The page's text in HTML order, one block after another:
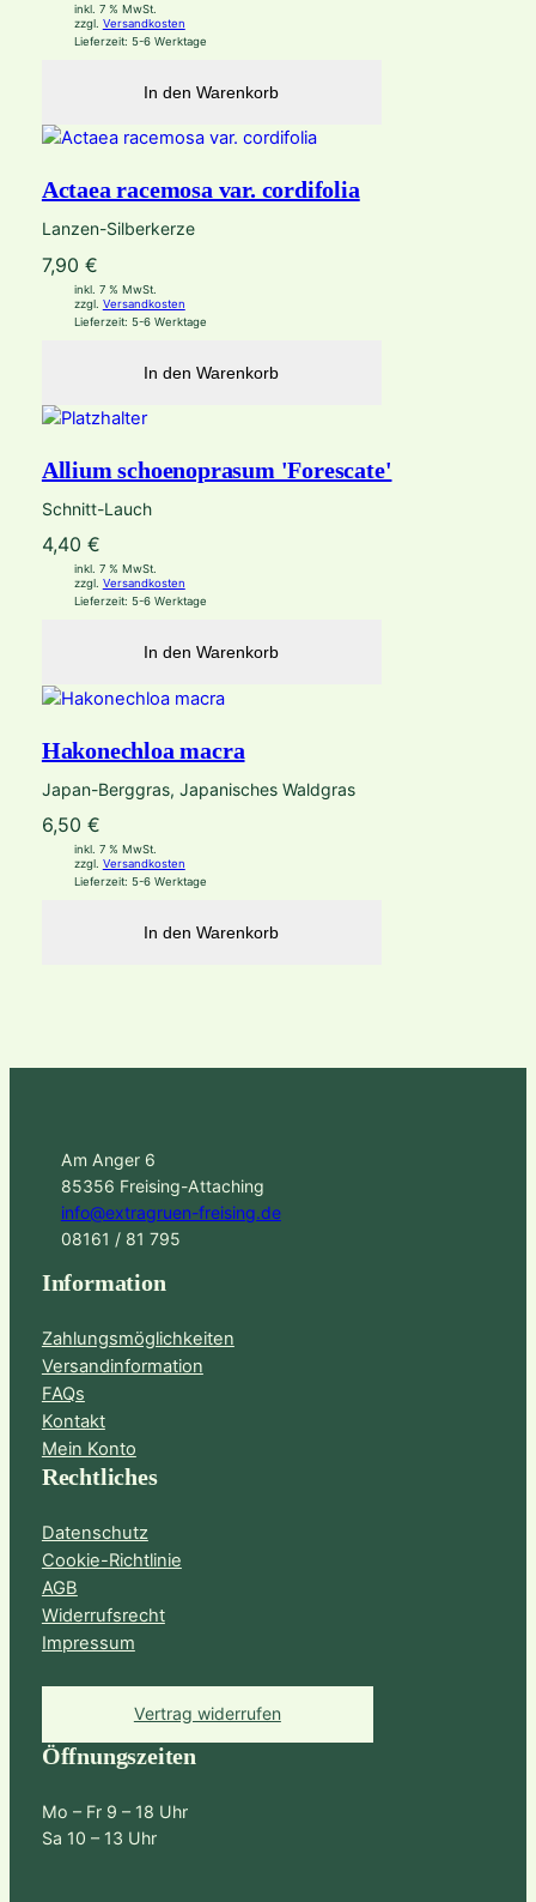
inkl. 7 % MwSt.
zzgl. Versandkosten
Lieferzeit: 5-6 Werktage
In den Warenkorb
Actaea racemosa var. cordifolia
Lanzen-Silberkerze
7,90 €
inkl. 7 % MwSt.
zzgl. Versandkosten
Lieferzeit: 5-6 Werktage
In den Warenkorb
Allium schoenoprasum 'Forescate'
Schnitt-Lauch
4,40 €
inkl. 7 % MwSt.
zzgl. Versandkosten
Lieferzeit: 5-6 Werktage
In den Warenkorb
Hakonechloa macra
Japan-Berggras, Japanisches Waldgras
6,50 €
inkl. 7 % MwSt.
zzgl. Versandkosten
Lieferzeit: 5-6 Werktage
In den Warenkorb
Am Anger 6
85356 Freising-Attaching
info@extragruen-freising.de
08161 / 81 795
Information
Zahlungsmöglichkeiten
Versandinformation
FAQs
Kontakt
Mein Konto
Rechtliches
Datenschutz
Cookie-Richtlinie
AGB
Widerrufsrecht
Impressum
Vertrag widerrufen
Öffnungszeiten
Mo – Fr 9 – 18 Uhr
Sa 10 – 13 Uhr